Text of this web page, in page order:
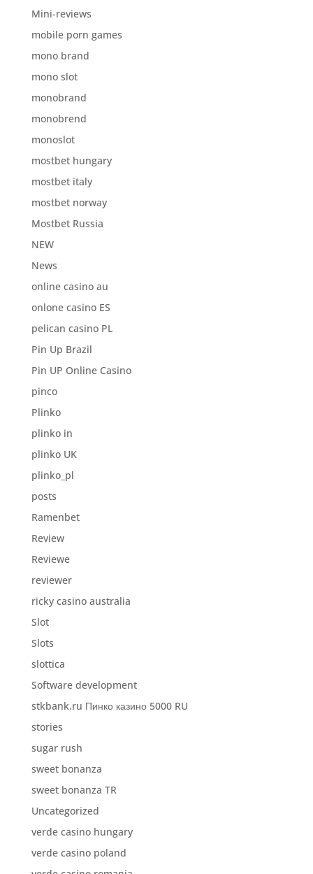
Mini-reviews
mobile porn games
mono brand
mono slot
monobrand
monobrend
monoslot
mostbet hungary
mostbet italy
mostbet norway
Mostbet Russia
NEW
News
online casino au
onlone casino ES
pelican casino PL
Pin Up Brazil
Pin UP Online Casino
pinco
Plinko
plinko in
plinko UK
plinko_pl
posts
Ramenbet
Review
Reviewe
reviewer
ricky casino australia
Slot
Slots
slottica
Software development
stkbank.ru Пинко казино 5000 RU
stories
sugar rush
sweet bonanza
sweet bonanza TR
Uncategorized
verde casino hungary
verde casino poland